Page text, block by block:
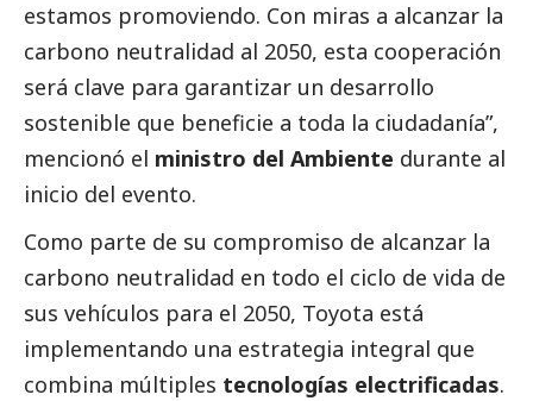
estamos promoviendo. Con miras a alcanzar la
carbono neutralidad al 2050, esta cooperación
será clave para garantizar un desarrollo
sostenible que beneficie a toda la ciudadanía”,
mencionó el ministro del Ambiente durante al
inicio del evento.
Como parte de su compromiso de alcanzar la
carbono neutralidad en todo el ciclo de vida de
sus vehículos para el 2050, Toyota está
implementando una estrategia integral que
combina múltiples tecnologías electrificadas.